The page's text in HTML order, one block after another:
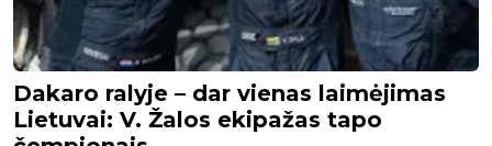
Dakaro ralyje – dar vienas laimėjimas
Lietuvai: V. Žalos ekipažas tapo